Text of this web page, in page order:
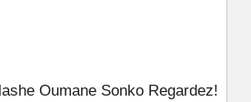
Oumane Sonko Regardez!